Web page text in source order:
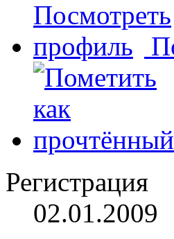
Регистрация
02.01.2009